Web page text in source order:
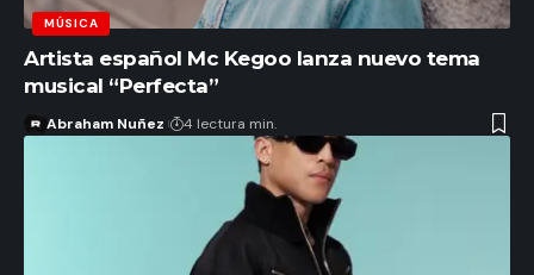
MÚSICA
Artista español Mc Kegoo lanza nuevo tema
musical “Perfecta”
Abraham Nuñez 4 lectura min.